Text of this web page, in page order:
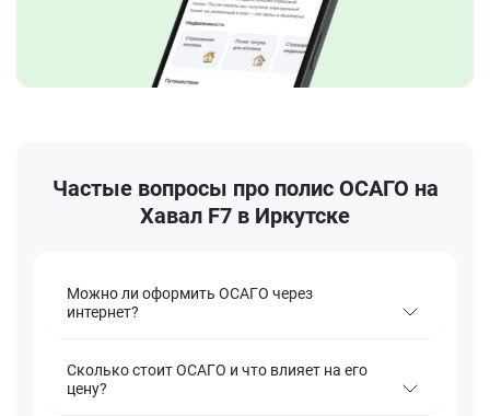
Частые вопросы про полис ОСАГО на
Хавал F7 в Иркутске
Можно ли оформить ОСАГО через
интернет?
Сколько стоит ОСАГО и что влияет на его
цену?